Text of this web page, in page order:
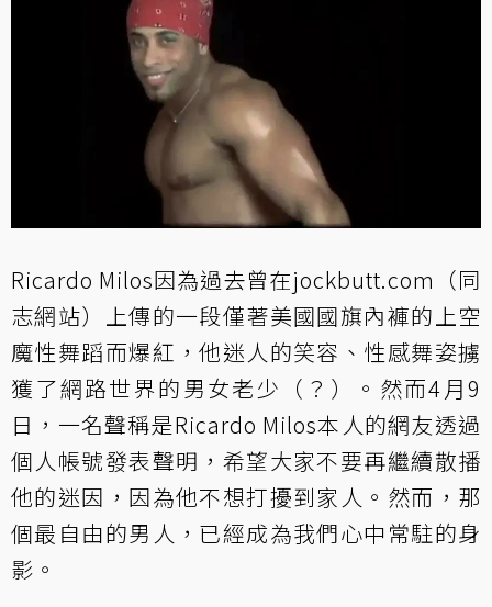
Ricardo Milos因為過去曾在jockbutt.com（同
志網站）上傳的一段僅著美國國旗內褲的上空
魔性舞蹈而爆紅，他迷人的笑容、性感舞姿擄
獲了網路世界的男女老少（？）。然而4月9
日，一名聲稱是Ricardo Milos本人的網友透過
個人帳號發表聲明，希望大家不要再繼續散播
他的迷因，因為他不想打擾到家人。然而，那
個最自由的男人，已經成為我們心中常駐的身
影。